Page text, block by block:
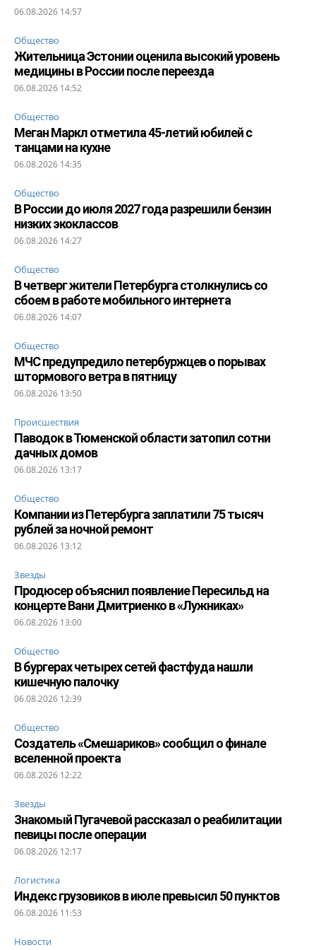
06.08.2026 14:57
Общество
Жительница Эстонии оценила высокий уровень
медицины в России после переезда
06.08.2026 14:52
Общество
Меган Маркл отметила 45-летий юбилей с
танцами на кухне
06.08.2026 14:35
Общество
В России до июля 2027 года разрешили бензин
низких экоклассов
06.08.2026 14:27
Общество
В четверг жители Петербурга столкнулись со
сбоем в работе мобильного интернета
06.08.2026 14:07
Общество
МЧС предупредило петербуржцев о порывах
штормового ветра в пятницу
06.08.2026 13:50
Происшествия
Паводок в Тюменской области затопил сотни
дачных домов
06.08.2026 13:17
Общество
Компании из Петербурга заплатили 75 тысяч
рублей за ночной ремонт
06.08.2026 13:12
Звезды
Продюсер объяснил появление Пересильд на
концерте Вани Дмитриенко в «Лужниках»
06.08.2026 13:00
Общество
В бургерах четырех сетей фастфуда нашли
кишечную палочку
06.08.2026 12:39
Общество
Создатель «Смешариков» сообщил о финале
вселенной проекта
06.08.2026 12:22
Звезды
Знакомый Пугачевой рассказал о реабилитации
певицы после операции
06.08.2026 12:17
Логистика
Индекс грузовиков в июле превысил 50 пунктов
06.08.2026 11:53
Новости